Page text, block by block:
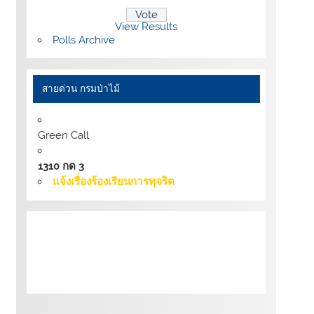
View Results
Polls Archive
สายด่วน กรมป่าไม้
Green Call
1310 กด 3
แจ้งเรื่องร้องเรียนการทุจริต